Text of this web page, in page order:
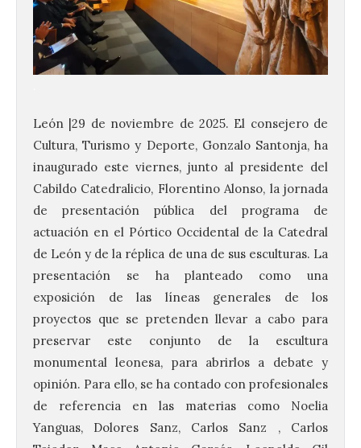
León |29 de noviembre de 2025. El consejero de
Cultura, Turismo y Deporte, Gonzalo Santonja, ha
inaugurado este viernes, junto al presidente del
Cabildo Catedralicio, Florentino Alonso, la jornada
de presentación pública del programa de
actuación en el Pórtico Occidental de la Catedral
de León y de la réplica de una de sus esculturas. La
presentación se ha planteado como una
exposición de las líneas generales de los
proyectos que se pretenden llevar a cabo para
preservar este conjunto de la escultura
monumental leonesa, para abrirlos a debate y
opinión. Para ello, se ha contado con profesionales
de referencia en las materias como Noelia
Yanguas, Dolores Sanz, Carlos Sanz , Carlos